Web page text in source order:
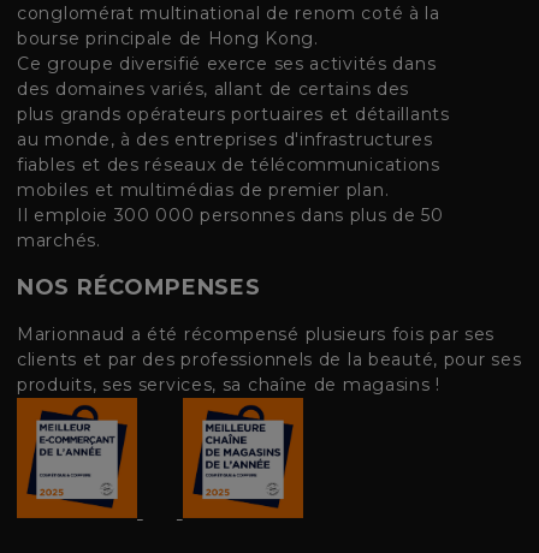
conglomérat multinational de renom coté à la
bourse principale de Hong Kong.
Ce groupe diversifié exerce ses activités dans
des domaines variés, allant de certains des
plus grands opérateurs portuaires et détaillants
au monde, à des entreprises d'infrastructures
fiables et des réseaux de télécommunications
mobiles et multimédias de premier plan.
Il emploie 300 000 personnes dans plus de 50
marchés.
NOS RÉCOMPENSES
Marionnaud a été récompensé plusieurs fois par ses
clients et par des professionnels de la beauté, pour ses
produits, ses services, sa chaîne de magasins !